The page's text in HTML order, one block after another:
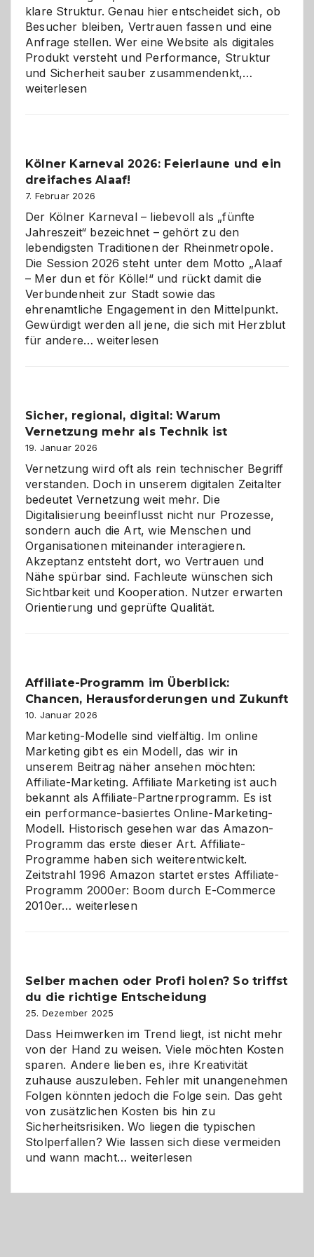
klare Struktur. Genau hier entscheidet sich, ob
Besucher bleiben, Vertrauen fassen und eine
Anfrage stellen. Wer eine Website als digitales
Produkt versteht und Performance, Struktur
und Sicherheit sauber zusammendenkt,…
geworden
weiterlesen
Kölner Karneval 2026: Feierlaune und ein
dreifaches Alaaf!
7. Februar 2026
Der Kölner Karneval – liebevoll als „fünfte
Jahreszeit“ bezeichnet – gehört zu den
lebendigsten Traditionen der Rheinmetropole.
Die Session 2026 steht unter dem Motto „Alaaf
– Mer dun et för Kölle!“ und rückt damit die
Verbundenheit zur Stadt sowie das
ehrenamtliche Engagement in den Mittelpunkt.
Gewürdigt werden all jene, die sich mit Herzblut
für andere…Kölner
ein
dreifaches
Alaaf!
weiterlesen
Sicher, regional, digital: Warum
Vernetzung mehr als Technik ist
19. Januar 2026
Vernetzung wird oft als rein technischer Begriff
verstanden. Doch in unserem digitalen Zeitalter
bedeutet Vernetzung weit mehr. Die
Digitalisierung beeinflusst nicht nur Prozesse,
sondern auch die Art, wie Menschen und
Organisationen miteinander interagieren.
Akzeptanz entsteht dort, wo Vertrauen und
Nähe spürbar sind. Fachleute wünschen sich
Sichtbarkeit und Kooperation. Nutzer erwarten
Orientierung und geprüfte Qualität.
Affiliate-Programm im Überblick:
Chancen, Herausforderungen und Zukunft
10. Januar 2026
Marketing-Modelle sind vielfältig. Im online
Marketing gibt es ein Modell, das wir in
unserem Beitrag näher ansehen möchten:
Affiliate-Marketing. Affiliate Marketing ist auch
bekannt als Affiliate-Partnerprogramm. Es ist
ein performance-basiertes Online-Marketing-
Modell. Historisch gesehen war das Amazon-
Programm das erste dieser Art. Affiliate-
Programme haben sich weiterentwickelt.
Zeitstrahl 1996 Amazon startet erstes Affiliate-
Programm 2000er: Boom durch E-Commerce
2010er… Affiliate-
Herausforderungen
und
Zukunft
weiterlesen
Selber machen oder Profi holen? So triffst
du die richtige Entscheidung
25. Dezember 2025
Dass Heimwerken im Trend liegt, ist nicht mehr
von der Hand zu weisen. Viele möchten Kosten
sparen. Andere lieben es, ihre Kreativität
zuhause auszuleben. Fehler mit unangenehmen
Folgen könnten jedoch die Folge sein. Das geht
von zusätzlichen Kosten bis hin zu
Sicherheitsrisiken. Wo liegen die typischen
Stolperfallen? Wie lassen sich diese vermeiden
und wann macht…Selber
weiterlesen